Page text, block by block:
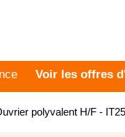
Voir les offres
polyvalent H/F -